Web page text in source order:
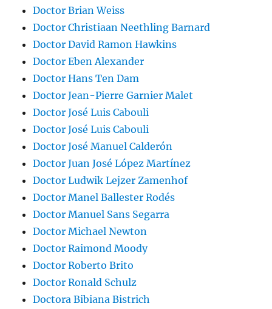
Doctor Brian Weiss
Doctor Christiaan Neethling Barnard
Doctor David Ramon Hawkins
Doctor Eben Alexander
Doctor Hans Ten Dam
Doctor Jean-Pierre Garnier Malet
Doctor José Luis Cabouli
Doctor José Luis Cabouli
Doctor José Manuel Calderón
Doctor Juan José López Martínez
Doctor Ludwik Lejzer Zamenhof
Doctor Manel Ballester Rodés
Doctor Manuel Sans Segarra
Doctor Michael Newton
Doctor Raimond Moody
Doctor Roberto Brito
Doctor Ronald Schulz
Doctora Bibiana Bistrich